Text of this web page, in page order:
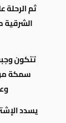
ثم الرحلة
تتكون
سمكة